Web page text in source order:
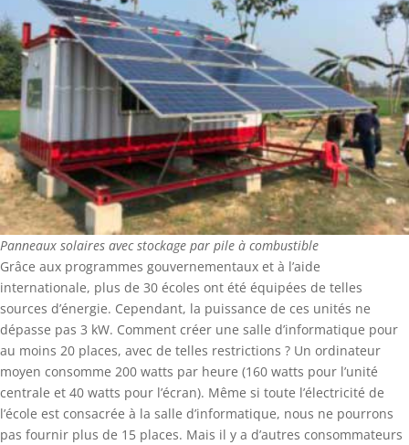
Panneaux solaires avec stockage par pile à combustible
Grâce aux programmes gouvernementaux et à l’aide
internationale, plus de 30 écoles ont été équipées de telles
sources d’énergie. Cependant, la puissance de ces unités ne
dépasse pas 3 kW. Comment créer une salle d’informatique pour
au moins 20 places, avec de telles restrictions ? Un ordinateur
moyen consomme 200 watts par heure (160 watts pour l’unité
centrale et 40 watts pour l’écran). Même si toute l’électricité de
l’école est consacrée à la salle d’informatique, nous ne pourrons
pas fournir plus de 15 places. Mais il y a d’autres consommateurs